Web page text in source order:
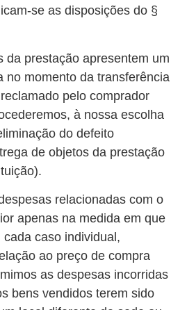
se as disposições do §
da prestação apresentem um
no momento da transferência
pelo comprador
à nossa escolha
do defeito
de objetos da prestação
relacionadas com o
apenas na medida em que
caso individual,
ao preço de compra
as despesas incorridas
bens vendidos terem sido